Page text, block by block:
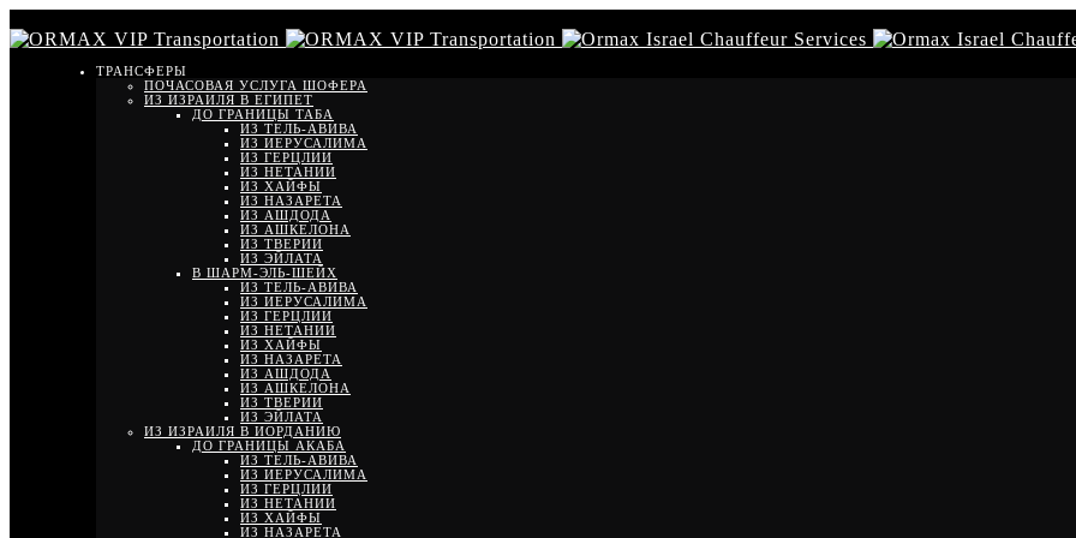
ТРАНСФЕРЫ
ПОЧАСОВАЯ УСЛУГА ШОФЕРА
ИЗ ИЗРАИЛЯ В ЕГИПЕТ
ДО ГРАНИЦЫ ТАБА
ИЗ ТЕЛЬ-АВИВА
ИЗ ИЕРУСАЛИМА
ИЗ ГЕРЦЛИИ
ИЗ НЕТАНИИ
ИЗ ХАЙФЫ
ИЗ НАЗАРЕТА
ИЗ АШДОДА
ИЗ АШКЕЛОНА
ИЗ ТВЕРИИ
ИЗ ЭЙЛАТА
В ШАРМ-ЭЛЬ-ШЕЙХ
ИЗ ТЕЛЬ-АВИВА
ИЗ ИЕРУСАЛИМА
ИЗ ГЕРЦЛИИ
ИЗ НЕТАНИИ
ИЗ ХАЙФЫ
ИЗ НАЗАРЕТА
ИЗ АШДОДА
ИЗ АШКЕЛОНА
ИЗ ТВЕРИИ
ИЗ ЭЙЛАТА
ИЗ ИЗРАИЛЯ В ИОРДАНИЮ
ДО ГРАНИЦЫ АКАБА
ИЗ ТЕЛЬ-АВИВА
ИЗ ИЕРУСАЛИМА
ИЗ ГЕРЦЛИИ
ИЗ НЕТАНИИ
ИЗ ХАЙФЫ
ИЗ НАЗАРЕТА